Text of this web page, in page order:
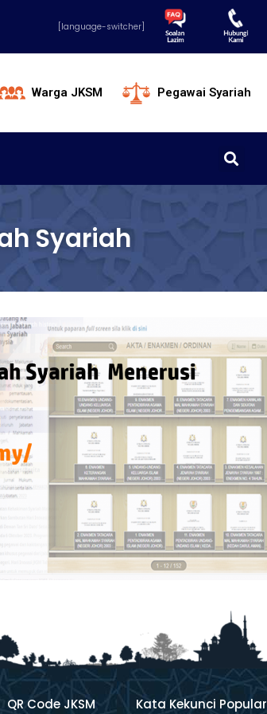
[language-switcher]
Warga JKSM Pegawai Syariah
Syariah
QR Code JKSM Kata Kekunci Popular